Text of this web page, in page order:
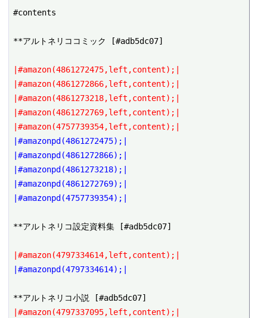
#contents
**アルトネリココミック [#adb5dc07]
|#amazon(4861272475,left,content);|
|#amazon(4861272866,left,content);|
|#amazon(4861273218,left,content);|
|#amazon(4861272769,left,content);|
|#amazon(4757739354,left,content);|
|#amazonpd(4861272475);|
|#amazonpd(4861272866);|
|#amazonpd(4861273218);|
|#amazonpd(4861272769);|
|#amazonpd(4757739354);|
**アルトネリコ設定資料集 [#adb5dc07]
|#amazon(4797334614,left,content);|
|#amazonpd(4797334614);|
|#amazon(4797337095,left,content);|